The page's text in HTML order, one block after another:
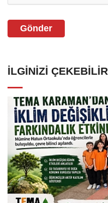
Gönder
İLGINIZI ÇEKEBILIR